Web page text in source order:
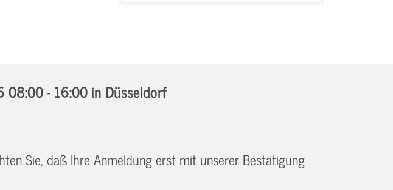
08:00 - 16:00in Düsseldorf
Sie, daß Ihre Anmeldung erst mit unserer Bestätigung